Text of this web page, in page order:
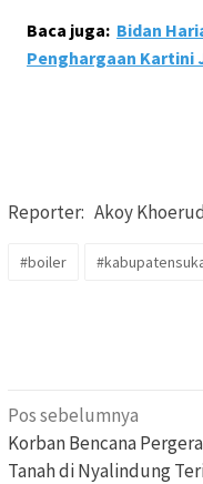
Baca juga: Bidan
Penghargaan Kartini
Reporter: Akoy
#boiler
Navigasi
pos
Pos sebelumnya
Korban Bencana
Tanah di Nyalindung